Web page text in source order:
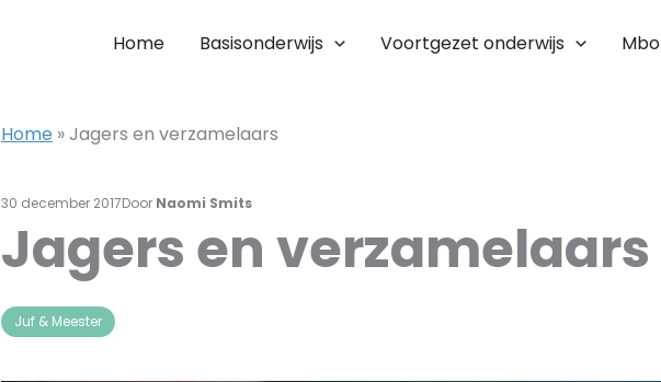
Home Basisonderwijs Voortgezet onderwijs Mbo
Home »Jagers en verzamelaars
30 december 2017Door Naomi Smits
Juf & Meester
Jagers en verzamelaars